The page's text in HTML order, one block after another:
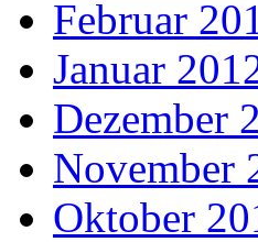
Februar
Januar
Dezember
November
Oktober